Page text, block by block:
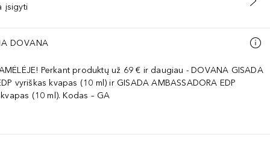
įsigyti
DOVANA
Perkant produktų už 69 € ir daugiau - DOVANA GISADA
vyriškas kvapas (10 ml) ir GISADA AMBASSADORA EDP
(10 ml). Kodas – GA